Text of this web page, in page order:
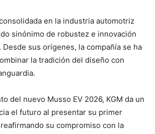
en la industria automotriz
sinónimo de robustez e innovación
Desde sus orígenes, la compañía se ha
la tradición del diseño con
del nuevo Musso EV 2026, KGM da un
el futuro al presentar su primer
su compromiso con la